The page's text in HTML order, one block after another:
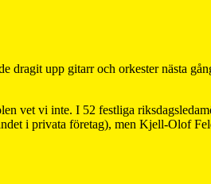
upp gitarr och orkester nästa
vet vi inte. I 52 festliga
i privata företag), men Kjell-Olof